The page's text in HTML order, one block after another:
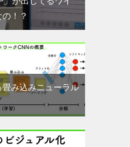
！？
み込みニューラル